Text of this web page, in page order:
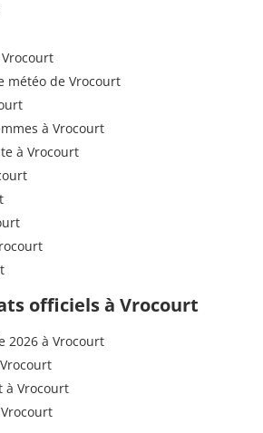
météo de Vrocourt
à Vrocourt
à Vrocourt
officiels à Vrocourt
2026 à Vrocourt
à Vrocourt